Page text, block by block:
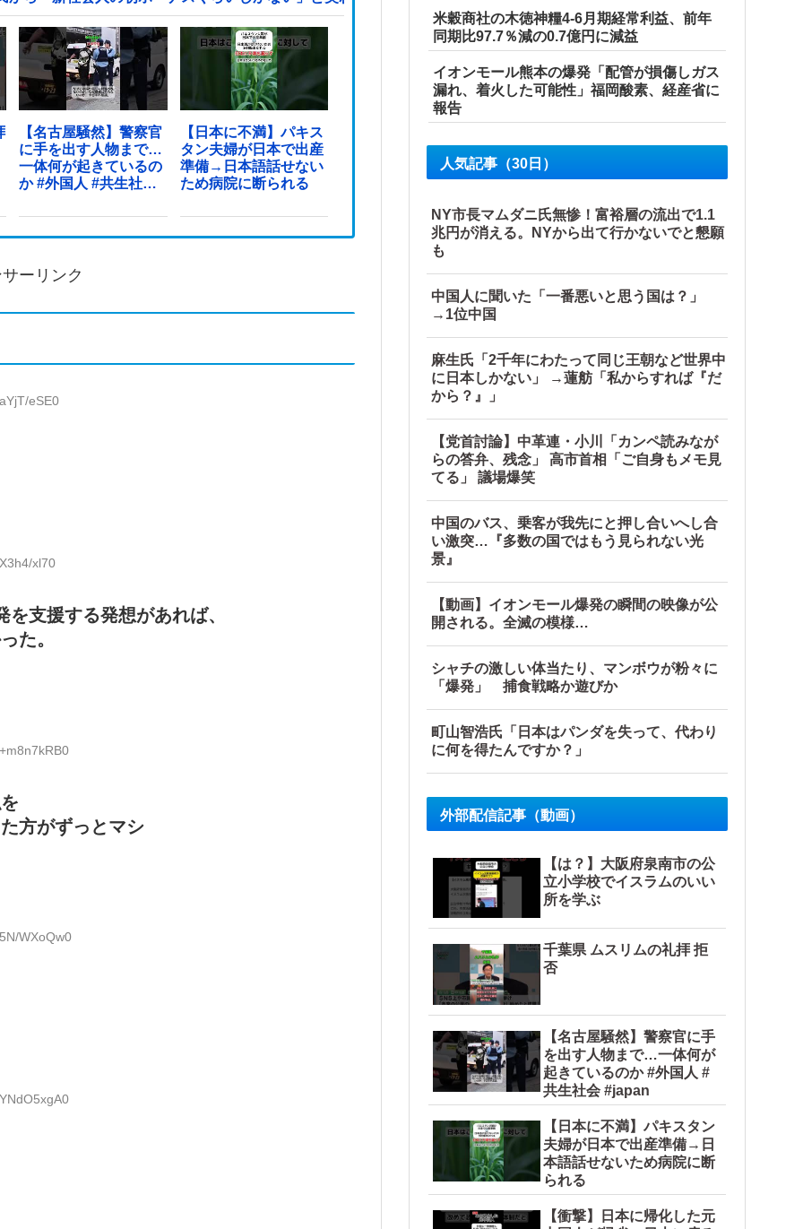
【名古屋騒然】警察官
に手を出す人物まで…
一体何が起きているの
か #外国人 #共生社会
【日本に不満】パキス
タン夫婦が日本で出産
準備→日本語話せない
ため病院に断られる
ーリンク
eSE0
xl70
支援する発想があれば、
た。
方がずっとマシ
WXoQw0
米穀商社の木徳神糧4-6月期経常利益、前年
同期比97.7％減の0.7億円に減益
イオンモール熊本の爆発「配管が損傷しガス
漏れ、着火した可能性」福岡酸素、経産省に
報告
人気記事（30日）
NY市長マムダニ氏無惨！富裕層の流出で1.1
兆円が消える。NYから出て行かないでと懇願
も
中国人に聞いた「一番悪いと思う国は？」
→1位中国
麻生氏「2千年にわたって同じ王朝など世界中
に日本しかない」 →蓮舫「私からすれば『だ
から？』」
【党首討論】中革連・小川「カンペ読みなが
らの答弁、残念」 高市首相「ご自身もメモ見
てる」 議場爆笑
中国のバス、乗客が我先にと押し合いへし合
い激突…『多数の国ではもう見られない光
景』
【動画】イオンモール爆発の瞬間の映像が公
開される。全滅の模様…
シャチの激しい体当たり、マンボウが粉々に
「爆発」 捕食戦略か遊びか
町山智浩氏「日本はパンダを失って、代わり
に何を得たんですか？」
外部配信記事（動画）
【は？】大阪府泉南市の公
立小学校でイスラムのいい
所を学ぶ
千葉県 ムスリムの礼拝 拒
否
【名古屋騒然】警察官に手
を出す人物まで…一体何が
起きているのか #外国人 #
共生社会 #japan
【日本に不満】パキスタン
夫婦が日本で出産準備→日
本語話せないため病院に断
られる
【衝撃】日本に帰化した元